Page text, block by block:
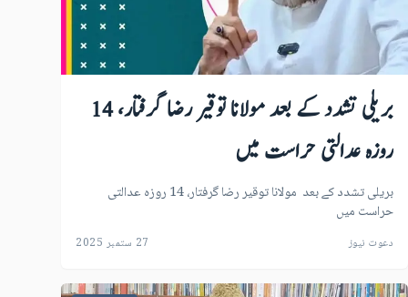
بریلی تشدد کے بعد مولانا توقیر رضا گرفتار، 14
روزہ عدالتی حراست میں
بریلی تشدد کے بعد مولانا توقیر رضا گرفتار، 14 روزہ عدالتی
حراست میں
دعوت نیوز 27 ستمبر 2025